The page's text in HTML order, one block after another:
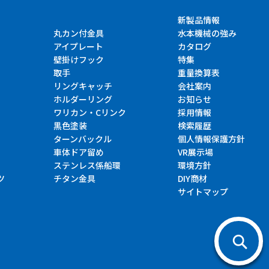
丸カン付金具
アイプレート
壁掛けフック
取手
リングキャッチ
ホルダーリング
ワリカン・Cリンク
黒色塗装
ターンバックル
車体ドア留め
ステンレス係船環
チタン金具
新製品情報
水本機械の強み
カタログ
特集
重量換算表
会社案内
お知らせ
採用情報
検索履歴
個人情報保護方針
VR展示場
環境方針
DIY商材
サイトマップ